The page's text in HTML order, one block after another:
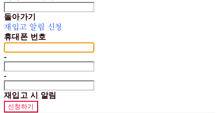
돌아가기
재입고 알림 신청
휴대폰 번호
-
-
재입고 시 알림
신청하기